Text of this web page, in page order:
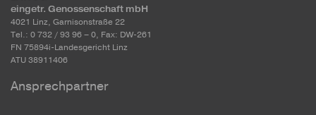
eingetr. Genossenschaft mbH
4021 Linz, Garnisonstraße 22
Tel.: 0 732 / 93 96 – 0, Fax: DW-261
FN 75894i-Landesgericht Linz
ATU 38911406
Ansprechpartner